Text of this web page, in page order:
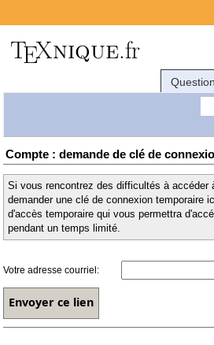
Compte : demande de clé de
Si vous rencontrez des difficultés à
demander une clé de connexion temporaire
d'accès temporaire qui vous permettra
pendant un temps limité.
Votre adresse courriel: